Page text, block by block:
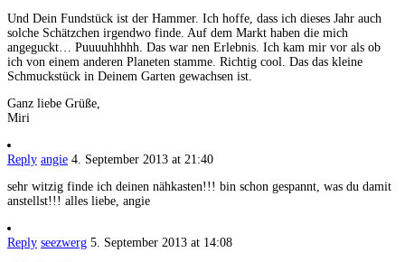
Und Dein Fundstück ist der Hammer. Ich hoffe, dass ich dieses Jahr auch
solche Schätzchen irgendwo finde. Auf dem Markt haben die mich
angeguckt… Puuuuhhhhh. Das war nen Erlebnis. Ich kam mir vor als ob
ich von einem anderen Planeten stamme. Richtig cool. Das das kleine
Schmuckstück in Deinem Garten gewachsen ist.
Ganz liebe Grüße,
Miri
Reply angie 4. September 2013 at 21:40
sehr witzig finde ich deinen nähkasten!!! bin schon gespannt, was du damit
anstellst!!! alles liebe, angie
Reply seezwerg 5. September 2013 at 14:08